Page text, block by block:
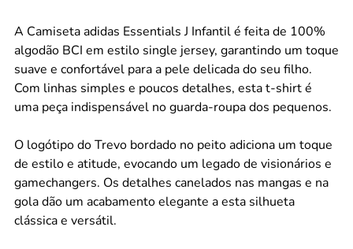
A Camiseta adidas Essentials J Infantil é feita de 100%
algodão BCI em estilo single jersey, garantindo um toque
suave e confortável para a pele delicada do seu filho.
Com linhas simples e poucos detalhes, esta t-shirt é
uma peça indispensável no guarda-roupa dos pequenos.
O logótipo do Trevo bordado no peito adiciona um toque
de estilo e atitude, evocando um legado de visionários e
gamechangers. Os detalhes canelados nas mangas e na
gola dão um acabamento elegante a esta silhueta
clássica e versátil.